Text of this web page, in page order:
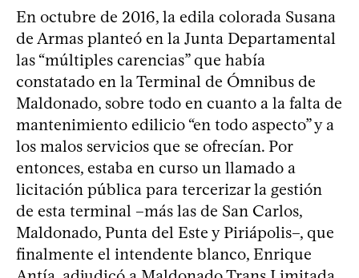
En octubre de 2016, la edila colorada Susana
de Armas planteó en la Junta Departamental
las “múltiples carencias” que había
constatado en la Terminal de Ómnibus de
Maldonado, sobre todo en cuanto a la falta de
mantenimiento edilicio “en todo aspecto” y a
los malos servicios que se ofrecían. Por
entonces, estaba en curso un llamado a
licitación pública para tercerizar la gestión
de esta terminal –más las de San Carlos,
Maldonado, Punta del Este y Piriápolis–, que
finalmente el intendente blanco, Enrique